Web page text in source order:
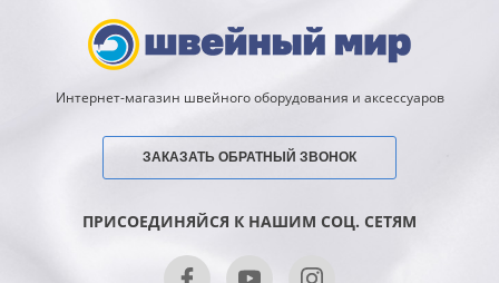
Интернет-магазин швейного оборудования и аксессуаров
ЗАКАЗАТЬ ОБРАТНЫЙ ЗВОНОК
ПРИСОЕДИНЯЙСЯ К НАШИМ СОЦ. СЕТЯМ